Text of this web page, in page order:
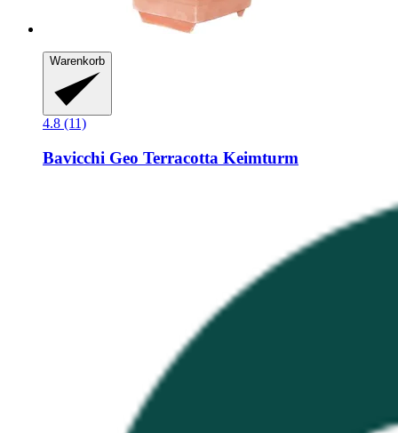
Warenkorb
4.8 (11)
Bavicchi Geo Terracotta Keimturm